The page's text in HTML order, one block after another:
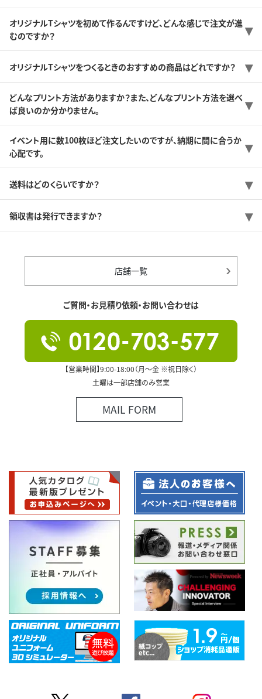
オリジナルTシャツを初めて作るんですけど、どんな感じで注文が進
むのですか？
オリジナルTシャツをつくるときのおすすめの商品はどれですか？
どんなプリント方法がありますか？また、どんなプリント方法を選べ
ば良いのか分かりません。
イベント用に数100枚ほど注文したいのですが、納期に間に合うか
心配です。
送料はどのくらいですか？
領収書は発行できますか？
店舗一覧
ご質問・お見積り依頼・お問い合わせは
【営業時間】9:00-18:00（月～金 ※祝日除く）
土曜は一部店舗のみ営業
MAIL FORM